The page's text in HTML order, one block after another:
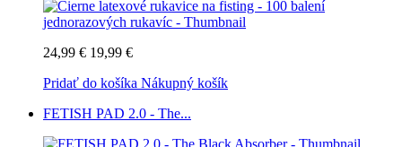
24,99 € 19,99 €
Pridať do košíka Nákupný košík
FETISH PAD 2.0 - The...